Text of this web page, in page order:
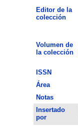
Editor de la
colección
Volumen de
la colección
ISSN
Área
Notas
Insertado
por